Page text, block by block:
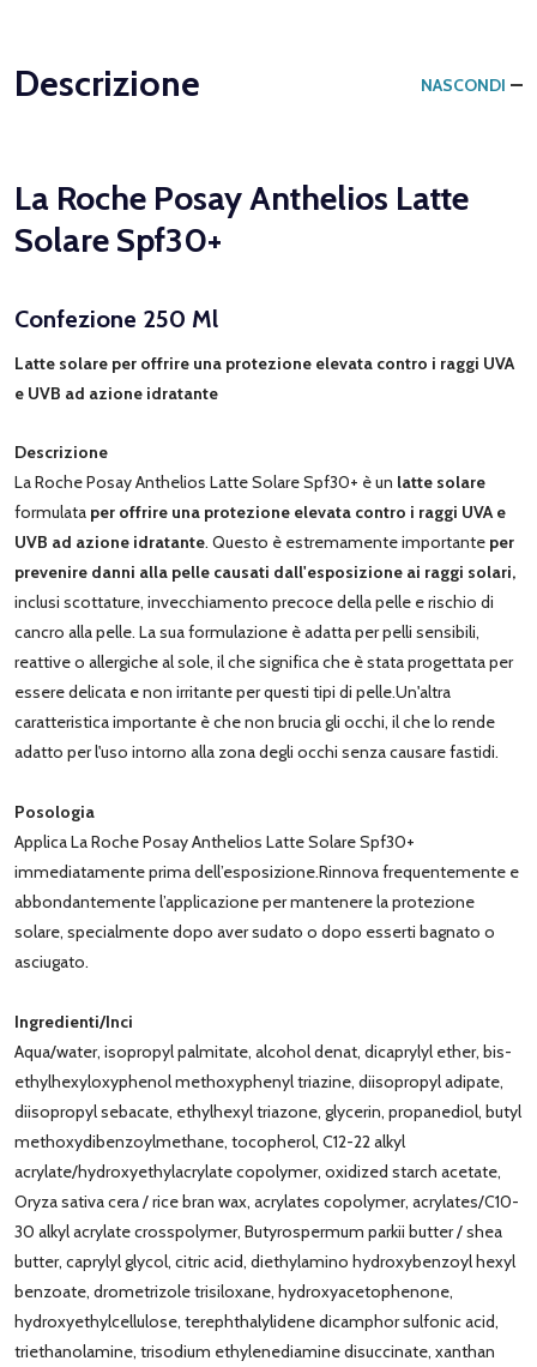
Descrizione NASCONDI
La Roche Posay Anthelios Latte
Solare Spf30+
Confezione 250 Ml
Latte solare per offrire una protezione elevata contro i raggi UVA
e UVB ad azione idratante
Descrizione
La Roche Posay Anthelios Latte Solare Spf30+ è un latte solare
formulata per offrire una protezione elevata contro i raggi UVA e
UVB ad azione idratante. Questo è estremamente importante per
prevenire danni alla pelle causati dall'esposizione ai raggi solari,
inclusi scottature, invecchiamento precoce della pelle e rischio di
cancro alla pelle. La sua formulazione è adatta per pelli sensibili,
reattive o allergiche al sole, il che significa che è stata progettata per
essere delicata e non irritante per questi tipi di pelle.Un'altra
caratteristica importante è che non brucia gli occhi, il che lo rende
adatto per l'uso intorno alla zona degli occhi senza causare fastidi.
Posologia
Applica La Roche Posay Anthelios Latte Solare Spf30+
immediatamente prima dell’esposizione.Rinnova frequentemente e
abbondantemente l’applicazione per mantenere la protezione
solare, specialmente dopo aver sudato o dopo esserti bagnato o
asciugato.
Ingredienti/Inci
Aqua/water, isopropyl palmitate, alcohol denat, dicaprylyl ether, bis-
ethylhexyloxyphenol methoxyphenyl triazine, diisopropyl adipate,
diisopropyl sebacate, ethylhexyl triazone, glycerin, propanediol, butyl
methoxydibenzoylmethane, tocopherol, C12-22 alkyl
acrylate/hydroxyethylacrylate copolymer, oxidized starch acetate,
Oryza sativa cera / rice bran wax, acrylates copolymer, acrylates/C10-
30 alkyl acrylate crosspolymer, Butyrospermum parkii butter / shea
butter, caprylyl glycol, citric acid, diethylamino hydroxybenzoyl hexyl
benzoate, drometrizole trisiloxane, hydroxyacetophenone,
hydroxyethylcellulose, terephthalylidene dicamphor sulfonic acid,
triethanolamine, trisodium ethylenediamine disuccinate, xanthan